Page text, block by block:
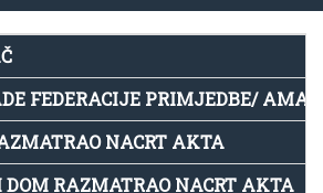
FEDERACIJE PRIMJEDBE/
NACRT AKTA
DOM RAZMATRAO NACRT AKTA